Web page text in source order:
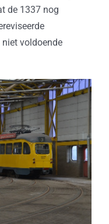
de 1337 nog
voldoende